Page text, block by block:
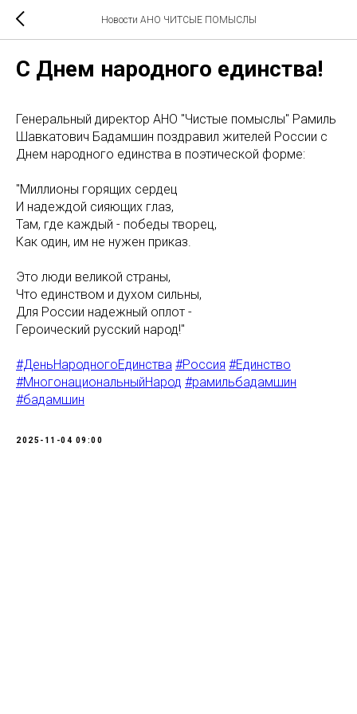
Новости АНО ЧИТСЫЕ ПОМЫСЛЫ
С Днем народного единства!
Генеральный директор АНО "Чистые помыслы" Рамиль
Шавкатович Бадамшин поздравил жителей России с
Днем народного единства в поэтической форме:
"Миллионы горящих сердец
И надеждой сияющих глаз,
Там, где каждый - победы творец,
Как один, им не нужен приказ.
Это люди великой страны,
Что единством и духом сильны,
Для России надежный оплот -
Героический русский народ!"
#ДеньНародногоЕдинства #Россия #Единство
#МногонациональныйНарод #рамильбадамшин
#бадамшин
2025-11-04 09:00